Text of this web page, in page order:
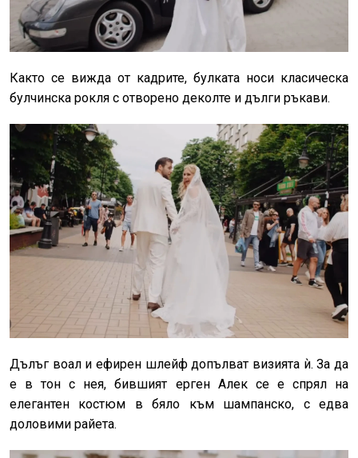
Както се вижда от кадрите, булката носи класическа
булчинска рокля с отворено деколте и дълги ръкави.
Дълъг воал и ефирен шлейф допълват визията ѝ. За да
е в тон с нея, бившият ерген Алек се е спрял на
елегантен костюм в бяло към шампанско, с едва
доловими райета.